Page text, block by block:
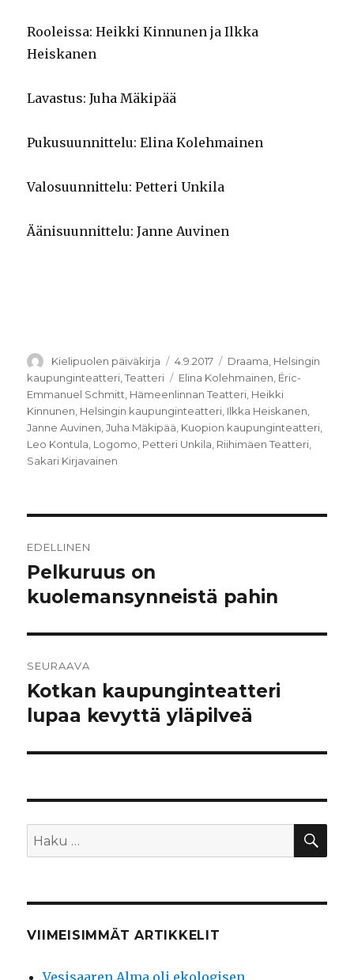
Rooleissa: Heikki Kinnunen ja Ilkka
Heiskanen
Lavastus: Juha Mäkipää
Pukusuunnittelu: Elina Kolehmainen
Valosuunnittelu: Petteri Unkila
Äänisuunnittelu: Janne Auvinen
Kirjoittaja
Kielipuolen päiväkirja Julkaistu
4.9.2017 Kategoriat
Draama Helsingin
kaupunginteatteri ,Teatteri Avainsanat
Elina Kolehmainen Éric-
Emmanuel Schmitt Hämeenlinnan Teatteri Heikki
Kinnunen Helsingin kaupunginteatteri Ilkka Heiskanen
Janne Auvinen ,Juha Mäkipää Kuopion kaupunginteatteri
Leo Kontula Logomo Petteri Unkila Riihimäen Teatteri
Sakari Kirjavainen
selaus
EDELLINEN
Edellinen
artikkeli:
Pelkuruus on
kuolemansynneistä pahin
SEURAAVA
Seuraava
artikkeli:
Kotkan kaupunginteatteri
lupaa kevyttä yläpilveä
Etsi:
VIIMEISIMMÄT ARTIKKELIT
Vesisaaren Alma oli ekologisen